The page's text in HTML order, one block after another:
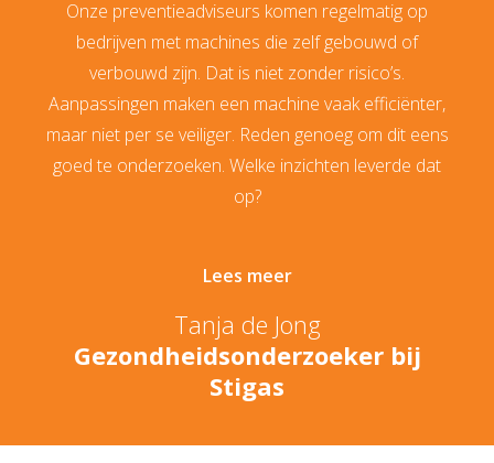
Onze preventieadviseurs komen regelmatig op
bedrijven met machines die zelf gebouwd of
verbouwd zijn. Dat is niet zonder risico’s.
Aanpassingen maken een machine vaak efficiënter,
maar niet per se veiliger. Reden genoeg om dit eens
goed te onderzoeken. Welke inzichten leverde dat
op?
Lees meer
Tanja de Jong
Gezondheidsonderzoeker bij
Stigas